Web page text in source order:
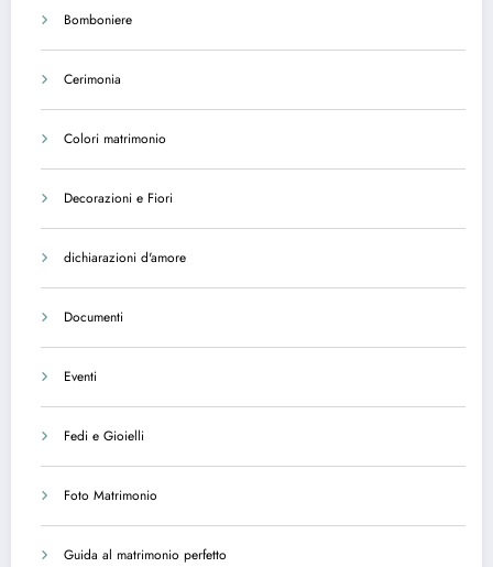
Bomboniere
Cerimonia
Colori matrimonio
Decorazioni e Fiori
dichiarazioni d'amore
Documenti
Eventi
Fedi e Gioielli
Foto Matrimonio
Guida al matrimonio perfetto